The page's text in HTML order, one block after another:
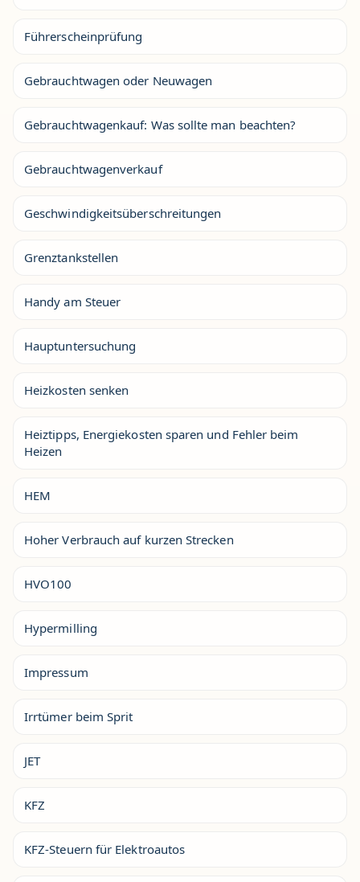
Führerscheinprüfung
Gebrauchtwagen oder Neuwagen
Gebrauchtwagenkauf: Was sollte man beachten?
Gebrauchtwagenverkauf
Geschwindigkeitsüberschreitungen
Grenztankstellen
Handy am Steuer
Hauptuntersuchung
Heizkosten senken
Heiztipps, Energiekosten sparen und Fehler beim
Heizen
HEM
Hoher Verbrauch auf kurzen Strecken
HVO100
Hypermilling
Impressum
Irrtümer beim Sprit
JET
KFZ
KFZ-Steuern für Elektroautos